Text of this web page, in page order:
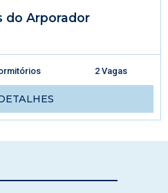
do Arporador
2 Vagas